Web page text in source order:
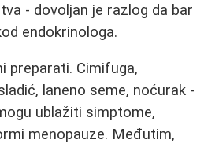
- dovoljan je razlog da bar
endokrinologa.
preparati. Cimifuga,
laneno seme, noćurak -
ublažiti simptome,
menopauze. Međutim,